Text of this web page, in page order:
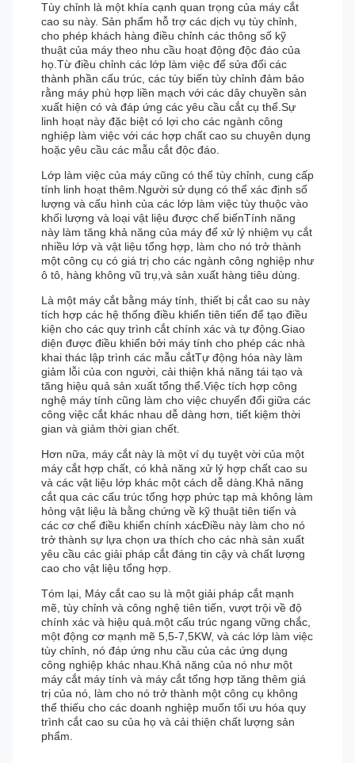
Tùy chỉnh là một khía cạnh quan trọng của máy cắt
cao su này. Sản phẩm hỗ trợ các dịch vụ tùy chỉnh,
cho phép khách hàng điều chỉnh các thông số kỹ
thuật của máy theo nhu cầu hoạt động độc đáo của
họ.Từ điều chỉnh các lớp làm việc để sửa đổi các
thành phần cấu trúc, các tùy biến tùy chỉnh đảm bảo
rằng máy phù hợp liền mạch với các dây chuyền sản
xuất hiện có và đáp ứng các yêu cầu cắt cụ thể.Sự
linh hoạt này đặc biệt có lợi cho các ngành công
nghiệp làm việc với các hợp chất cao su chuyên dụng
hoặc yêu cầu các mẫu cắt độc đáo.
Lớp làm việc của máy cũng có thể tùy chỉnh, cung cấp
tính linh hoạt thêm.Người sử dụng có thể xác định số
lượng và cấu hình của các lớp làm việc tùy thuộc vào
khối lượng và loại vật liệu được chế biếnTính năng
này làm tăng khả năng của máy để xử lý nhiệm vụ cắt
nhiều lớp và vật liệu tổng hợp, làm cho nó trở thành
một công cụ có giá trị cho các ngành công nghiệp như
ô tô, hàng không vũ trụ,và sản xuất hàng tiêu dùng.
Là một máy cắt bằng máy tính, thiết bị cắt cao su này
tích hợp các hệ thống điều khiển tiên tiến để tạo điều
kiện cho các quy trình cắt chính xác và tự động.Giao
diện được điều khiển bởi máy tính cho phép các nhà
khai thác lập trình các mẫu cắtTự động hóa này làm
giảm lỗi của con người, cải thiện khả năng tái tạo và
tăng hiệu quả sản xuất tổng thể.Việc tích hợp công
nghệ máy tính cũng làm cho việc chuyển đổi giữa các
công việc cắt khác nhau dễ dàng hơn, tiết kiệm thời
gian và giảm thời gian chết.
Hơn nữa, máy cắt này là một ví dụ tuyệt vời của một
máy cắt hợp chất, có khả năng xử lý hợp chất cao su
và các vật liệu lớp khác một cách dễ dàng.Khả năng
cắt qua các cấu trúc tổng hợp phức tạp mà không làm
hỏng vật liệu là bằng chứng về kỹ thuật tiên tiến và
các cơ chế điều khiển chính xácĐiều này làm cho nó
trở thành sự lựa chọn ưa thích cho các nhà sản xuất
yêu cầu các giải pháp cắt đáng tin cậy và chất lượng
cao cho vật liệu tổng hợp.
Tóm lại, Máy cắt cao su là một giải pháp cắt mạnh
mẽ, tùy chỉnh và công nghệ tiên tiến, vượt trội về độ
chính xác và hiệu quả.một cấu trúc ngang vững chắc,
một động cơ mạnh mẽ 5,5-7,5KW, và các lớp làm việc
tùy chỉnh, nó đáp ứng nhu cầu của các ứng dụng
công nghiệp khác nhau.Khả năng của nó như một
máy cắt máy tính và máy cắt tổng hợp tăng thêm giá
trị của nó, làm cho nó trở thành một công cụ không
thể thiếu cho các doanh nghiệp muốn tối ưu hóa quy
trình cắt cao su của họ và cải thiện chất lượng sản
phẩm.